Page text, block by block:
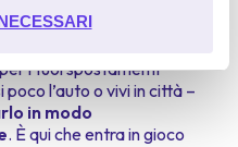
di Google:
concreto verso una
i tuoi spostamenti
l’auto o vivi in città –
in modo
. È qui che entra in gioco